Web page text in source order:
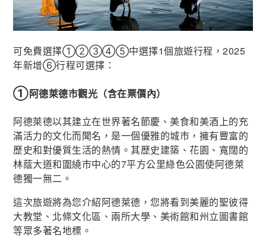
可免費選擇①②③④⑤中選擇1個旅遊行程，2025
年新增⑥行程可選擇：
①阿德萊德市觀光（含在票價內）
阿德萊德以其建立在世界著名節慶、美食和美酒上的充
滿活力的文化而聞名，是一個優雅的城市，擁有豐富的
歷史和對優質生活的熱情。其歷史建築、花園、寬闊的
林蔭大道和圍繞市中心的7平方公里綠色公園使阿德萊
德獨一無二。
這次旅遊將為您介紹阿德萊德，您將看到美麗的聖彼得
大教堂、北條文化區、兩所大學、美術館和州立圖書館
等眾多著名地標。